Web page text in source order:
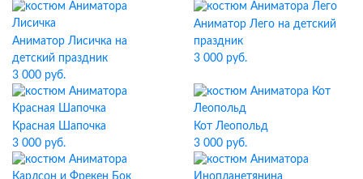
Аниматор Лисичка на
детский праздник
3 000 руб.
Аниматор Лего на детский
праздник
3 000 руб.
Красная Шапочка
3 000 руб.
Кот Леопольд
3 000 руб.